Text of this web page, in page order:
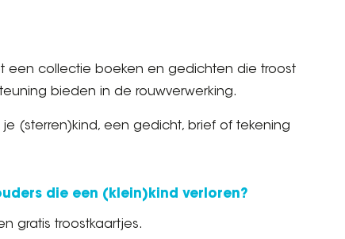
een collectie boeken en gedichten die troost
bieden in de rouwverwerking.
(sterren)kind, een gedicht, brief of tekening
die een (klein)kind verloren?
gratis troostkaartjes.